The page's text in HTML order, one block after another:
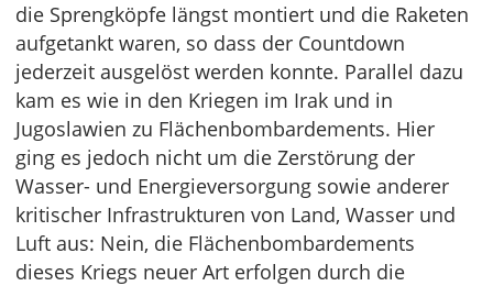
die Sprengköpfe längst montiert und die Raketen
aufgetankt waren, so dass der Countdown
jederzeit ausgelöst werden konnte. Parallel dazu
kam es wie in den Kriegen im Irak und in
Jugoslawien zu Flächenbombardements. Hier
ging es jedoch nicht um die Zerstörung der
Wasser- und Energieversorgung sowie anderer
kritischer Infrastrukturen von Land, Wasser und
Luft aus: Nein, die Flächenbombardements
dieses Kriegs neuer Art erfolgen durch die